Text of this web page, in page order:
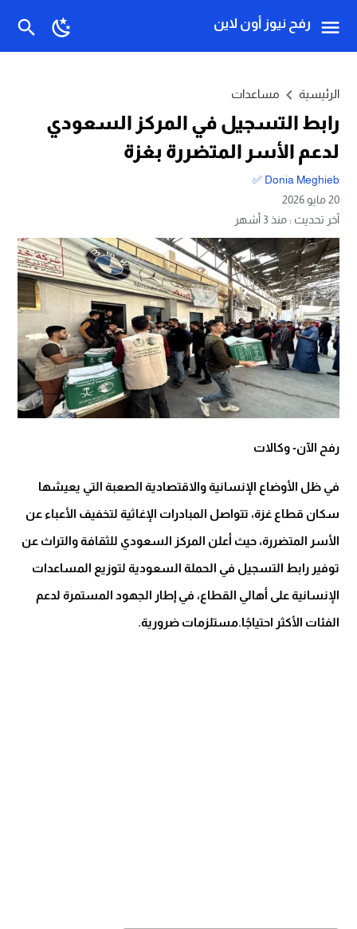
رفح نيوز أون لاين
الرئيسية مساعدات
رابط التسجيل في المركز السعودي
لدعم الأسر المتضررة بغزة
Donia Meghieb ✅
20 مايو 2026
آخر تحديث :منذ 3 أشهر
رفح الآن- وكالات
في ظل الأوضاع الإنسانية والاقتصادية الصعبة التي يعيشها
سكان قطاع غزة، تتواصل المبادرات الإغاثية لتخفيف الأعباء عن
الأسر المتضررة، حيث أعلن المركز السعودي للثقافة والتراث عن
توفير رابط التسجيل في الحملة السعودية لتوزيع المساعدات
الإنسانية على أهالي القطاع، في إطار الجهود المستمرة لدعم
الفئات الأكثر احتياجًا.مستلزمات ضرورية.